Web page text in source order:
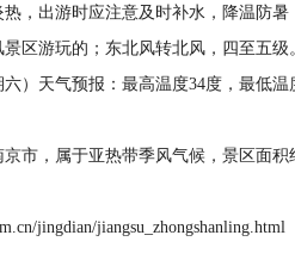
，出游时应注意及时补水，降温防
区游玩的；东北风转北风，四至五级
六）天气预报：最高温度34度，最低
市，属于亚热带季风气候，景区面
jingdian/jiangsu_zhongshanling.html